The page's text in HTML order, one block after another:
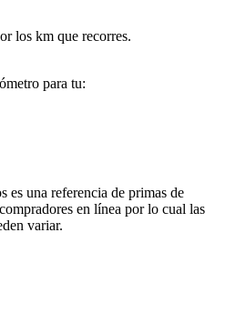
los km que recorres.
para tu:
es una referencia de primas de
en línea por lo cual las
variar.